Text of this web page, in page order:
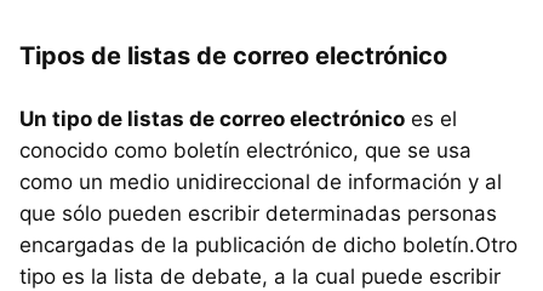
Tipos de listas de correo electrónico
Un tipo de listas de correo electrónico es el
conocido como boletín electrónico, que se usa
como un medio unidireccional de información y al
que sólo pueden escribir determinadas personas
encargadas de la publicación de dicho boletín.Otro
tipo es la lista de debate, a la cual puede escribir